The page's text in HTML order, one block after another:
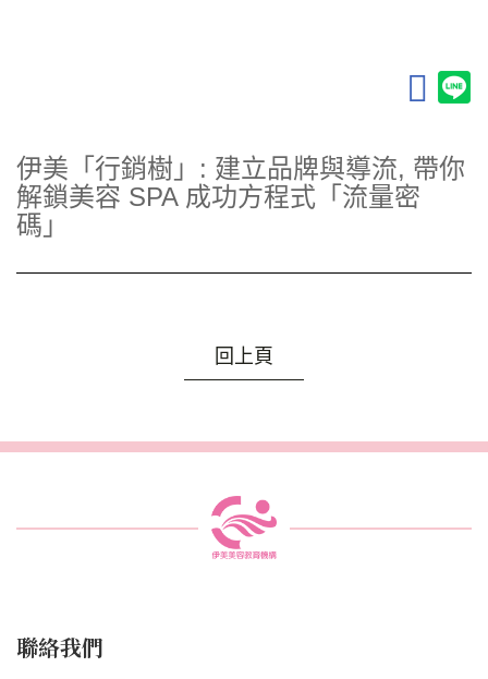
伊美「行銷樹」: 建立品牌與導流, 帶你
解鎖美容 SPA 成功方程式「流量密
碼」
回上頁
聯絡我們